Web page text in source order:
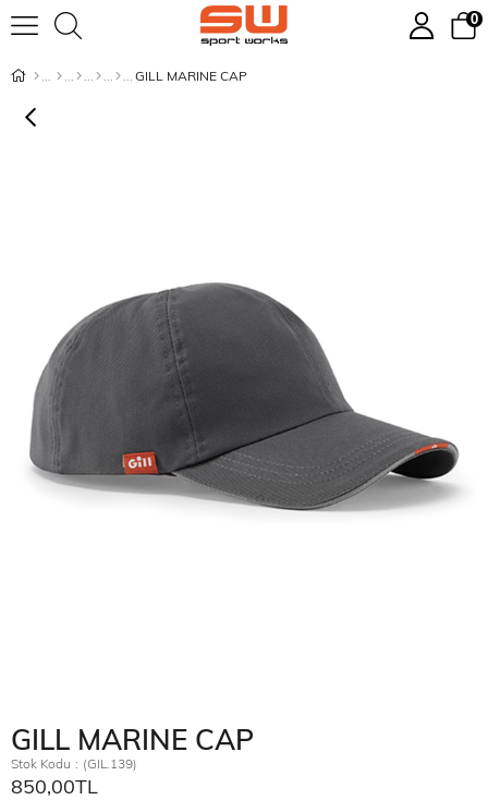
0
GILL MARINE CAP
GILL MARINE CAP
Stok Kodu (GIL.139)
850,00TL